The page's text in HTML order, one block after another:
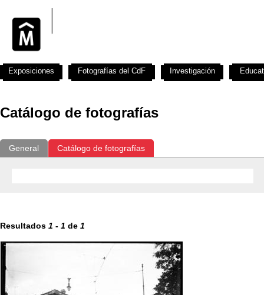
Catálogo de fotografías
General Catálogo de fotografías
Resultados 1 - 1 de 1
Exposiciones Fotografías del CdF Investigación